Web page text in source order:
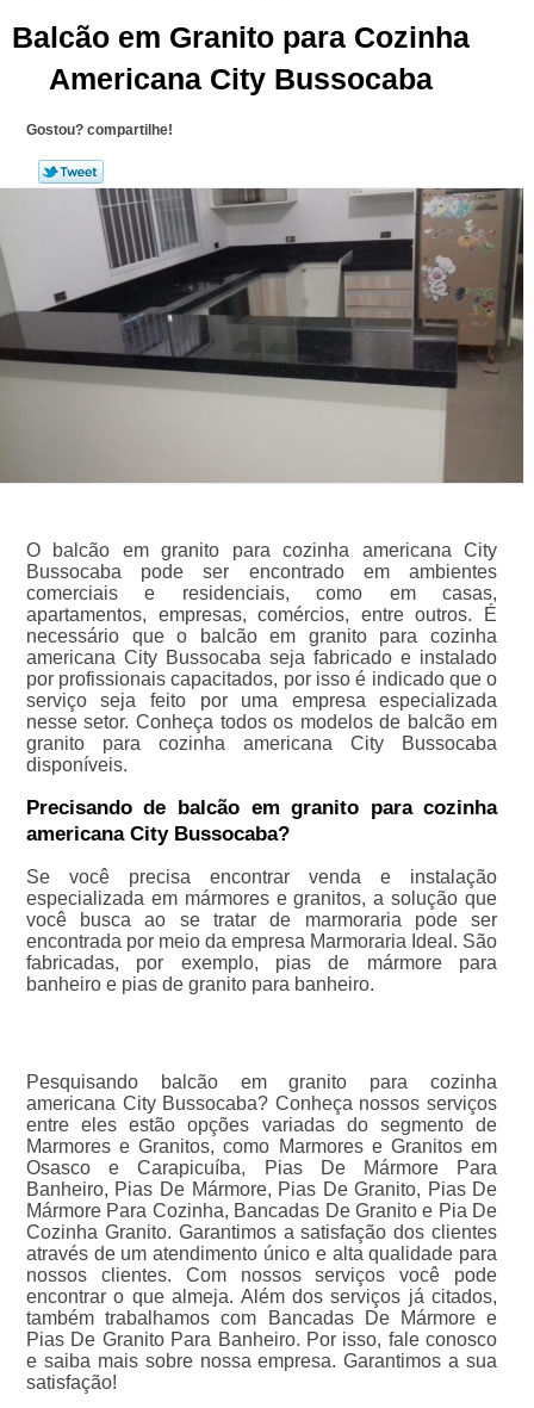
Balcão em Granito para Cozinha
Americana City Bussocaba
Gostou? compartilhe!
O balcão em granito para cozinha americana City
Bussocaba pode ser encontrado em ambientes
comerciais e residenciais, como em casas,
apartamentos, empresas, comércios, entre outros. É
necessário que o balcão em granito para cozinha
americana City Bussocaba seja fabricado e instalado
por profissionais capacitados, por isso é indicado que o
serviço seja feito por uma empresa especializada
nesse setor. Conheça todos os modelos de balcão em
granito para cozinha americana City Bussocaba
disponíveis.
Precisando de balcão em granito para cozinha
americana City Bussocaba?
Se você precisa encontrar venda e instalação
especializada em mármores e granitos, a solução que
você busca ao se tratar de marmoraria pode ser
encontrada por meio da empresa Marmoraria Ideal. São
fabricadas, por exemplo, pias de mármore para
banheiro e pias de granito para banheiro.
Pesquisando balcão em granito para cozinha
americana City Bussocaba? Conheça nossos serviços
entre eles estão opções variadas do segmento de
Marmores e Granitos, como Marmores e Granitos em
Osasco e Carapicuíba, Pias De Mármore Para
Banheiro, Pias De Mármore, Pias De Granito, Pias De
Mármore Para Cozinha, Bancadas De Granito e Pia De
Cozinha Granito. Garantimos a satisfação dos clientes
através de um atendimento único e alta qualidade para
nossos clientes. Com nossos serviços você pode
encontrar o que almeja. Além dos serviços já citados,
também trabalhamos com Bancadas De Mármore e
Pias De Granito Para Banheiro. Por isso, fale conosco
e saiba mais sobre nossa empresa. Garantimos a sua
satisfação!